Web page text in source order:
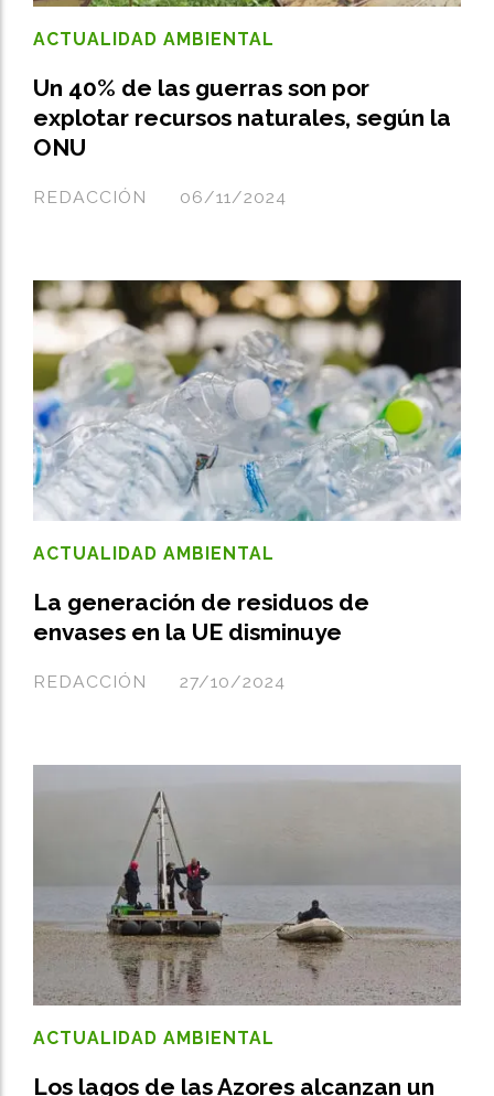
Un 40% de las guerras son por
explotar recursos naturales, según la
ONU
REDACCIÓN
ACTUALIDAD AMBIENTAL
06/11/2024
La generación de residuos de
envases en la UE disminuye
REDACCIÓN
ACTUALIDAD AMBIENTAL
27/10/2024
Los lagos de las Azores alcanzan un
ACTUALIDAD AMBIENTAL